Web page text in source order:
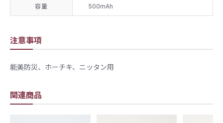
関連商品
容量 500mAh
注意事項
能美防災、ホーチキ、ニッタン用